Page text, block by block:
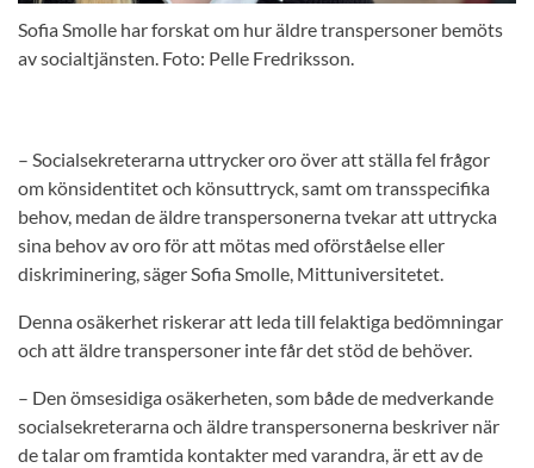
Sofia Smolle har forskat om hur äldre transpersoner bemöts
av socialtjänsten. Foto: Pelle Fredriksson.
– Socialsekreterarna uttrycker oro över att ställa fel frågor
om könsidentitet och könsuttryck, samt om transspecifika
behov, medan de äldre transpersonerna tvekar att uttrycka
sina behov av oro för att mötas med oförståelse eller
diskriminering, säger Sofia Smolle, Mittuniversitetet.
Denna osäkerhet riskerar att leda till felaktiga bedömningar
och att äldre transpersoner inte får det stöd de behöver.
– Den ömsesidiga osäkerheten, som både de medverkande
socialsekreterarna och äldre transpersonerna beskriver när
de talar om framtida kontakter med varandra, är ett av de